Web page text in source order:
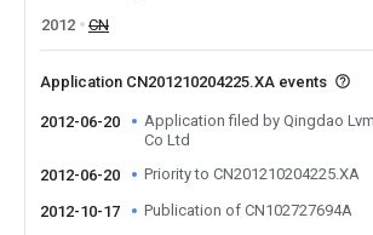
2012
CN
Application CN201210204225.XA events
2012-06-20
Application filed by Qingdao
Co Ltd
2012-06-20
Priority to CN201210204225.XA
2012-10-17 Publication of CN102727694A